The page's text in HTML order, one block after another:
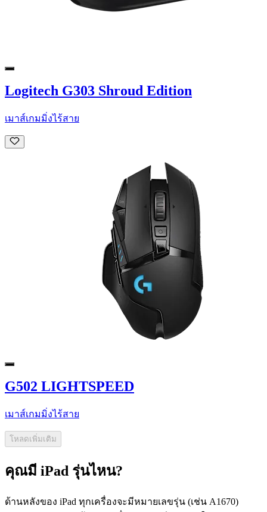
Logitech G303 Shroud Edition
เมาส์เกมมิ่งไร้สาย
G502 LIGHTSPEED
เมาส์เกมมิ่งไร้สาย
โหลดเพิ่มเติม
คุณมี iPad รุ่นไหน?
ด้านหลังของ iPad ทุกเครื่องจะมีหมายเลขรุ่น (เช่น A1670)